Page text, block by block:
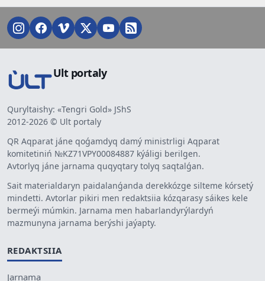
Ult portaly
Quryltaishy: «Tengri Gold» JShS
2012-2026 © Ult portaly
QR Aqparat jáne qoǵamdyq damý ministrligi Aqparat
komitetiniń №KZ71VPY00084887 kýáligi berilgen.
Avtorlyq jáne jarnama quqyqtary tolyq saqtalǵan.
Sait materialdaryn paidalanǵanda derekkózge silteme kórsetý
mindetti. Avtorlar pikiri men redaktsiia kózqarasy sáikes kele
bermeýi múmkin. Jarnama men habarlandyrýlardyń
mazmunyna jarnama berýshi jaýapty.
REDAKTSIIA
Jarnama